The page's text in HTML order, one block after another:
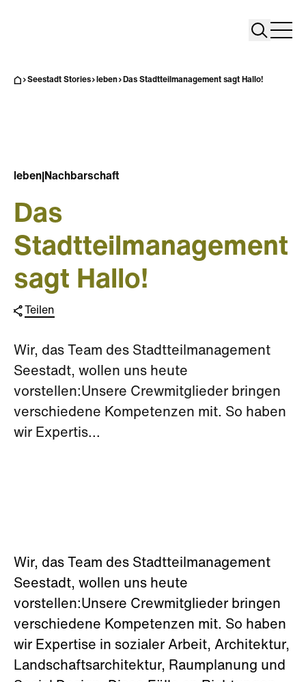
Search
Seestadt Stories leben Das Stadtteilmanagement sagt Hallo!
leben Nachbarschaft
Das
Stadtteilmanagement
sagt Hallo!
Teilen
Wir, das Team des Stadtteilmanagement
Seestadt, wollen uns heute
vorstellen:Unsere Crewmitglieder bringen
verschiedene Kompetenzen mit. So haben
wir Expertis...
Wir, das Team des Stadtteilmanagement
Seestadt, wollen uns heute
vorstellen:Unsere Crewmitglieder bringen
verschiedene Kompetenzen mit. So haben
wir Expertise in sozialer Arbeit, Architektur,
Landschaftsarchitektur, Raumplanung und